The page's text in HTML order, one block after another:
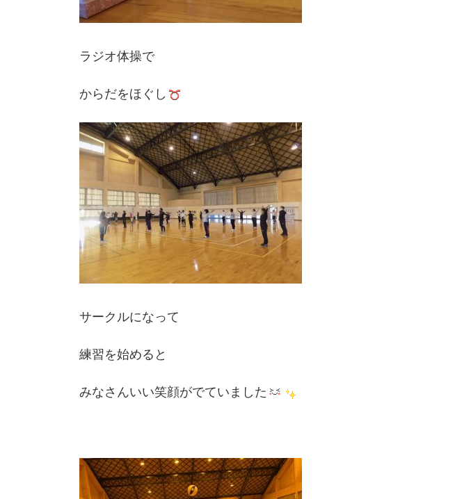
ラジオ体操で
からだをほぐし‍
サークルになって
練習を始めると
みなさんいい笑顔がでていました